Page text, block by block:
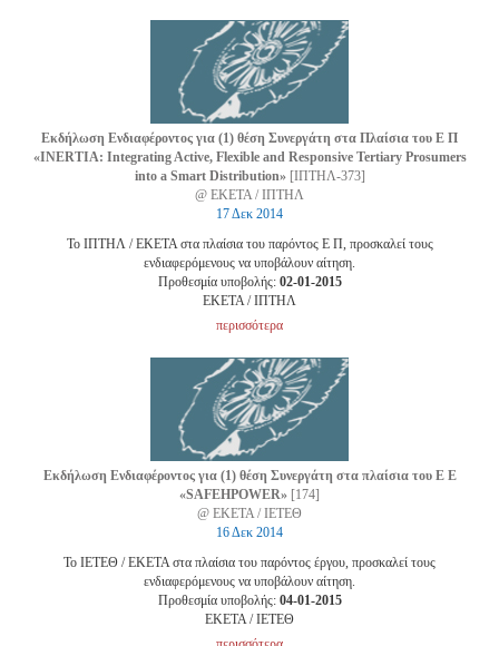
Εκδήλωση Ενδιαφέροντος για (1) θέση Συνεργάτη στα Πλαίσια του Ε Π
«INERTIA: Integrating Active, Flexible and Responsive Tertiary Prosumers
into a Smart Distribution» [ΙΠΤΗΛ-373]
@ ΕΚΕΤΑ / ΙΠΤΗΛ
17 Δεκ 2014
Το ΙΠΤΗΛ / ΕΚΕΤΑ στα πλαίσια του παρόντος Ε Π, προσκαλεί τους
ενδιαφερόμενους να υποβάλουν αίτηση.
Προθεσμία υποβολής: 02-01-2015
EKETA / ΙΠΤΗΛ
περισσότερα
Εκδήλωση Ενδιαφέροντος για (1) θέση Συνεργάτη στα πλαίσια του Ε Ε
«SAFEHPOWER» [174]
@ ΕΚΕΤΑ / ΙΕΤΕΘ
16 Δεκ 2014
Το ΙΕΤΕΘ / ΕΚΕΤΑ στα πλαίσια του παρόντος έργου, προσκαλεί τους
ενδιαφερόμενους να υποβάλουν αίτηση.
Προθεσμία υποβολής: 04-01-2015
EKETA / ΙΕΤΕΘ